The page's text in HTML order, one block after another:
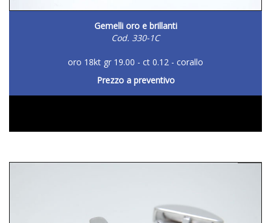
Gemelli oro e brillanti
Cod. 330-1C
oro 18kt gr 19.00 - ct 0.12 - corallo
Prezzo a preventivo